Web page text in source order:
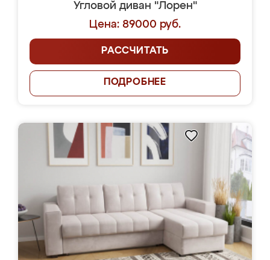
Угловой диван "Лорен"
Цена: 89000 руб.
РАССЧИТАТЬ
ПОДРОБНЕЕ